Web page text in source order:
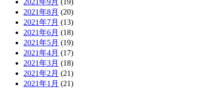
2021年9月 (19)
2021年8月 (20)
2021年7月 (13)
2021年6月 (18)
2021年5月 (19)
2021年4月 (17)
2021年3月 (18)
2021年2月 (21)
2021年1月 (21)